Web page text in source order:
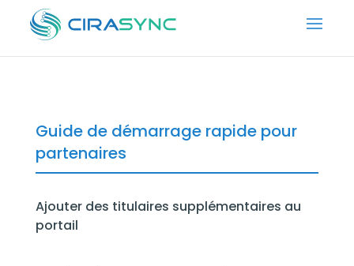
Guide de démarrage rapide pour
partenaires
Ajouter des titulaires supplémentaires au
portail